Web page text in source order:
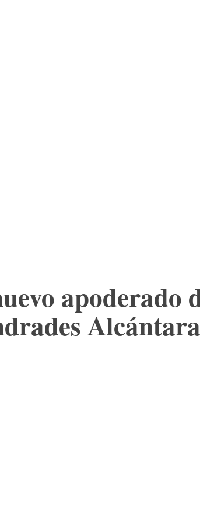
apoderado
Alcántara